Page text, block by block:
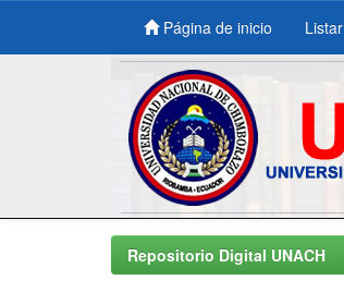
Skip
Página de inicio Listar
Repositorio Digital UNACH